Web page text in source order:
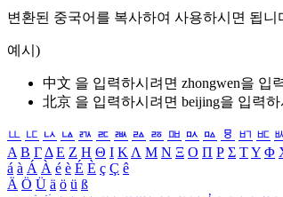
변환된 중국어를 복사하여 사용하시면 됩니
예시)
中文 을 입력하시려면 zhongwen을 입
北京 을 입력하시려면 beijing을 입력하
ㅥ ㅦ ㅧ ㅨ ㅩ ㅪ ㅫ ㅬ ㅭ ㅮ ㅯ ㅰ ㅱ ㅲ ㅳ
Α Β ΓΔ Ε Ζ Η Θ Ι ΚΛ Μ Ν Ξ Ο Π Ρ Σ ΤΥ Φ
á à Á À é è É È ç Ç ê
Ä Ö Ü ä ö ü ß